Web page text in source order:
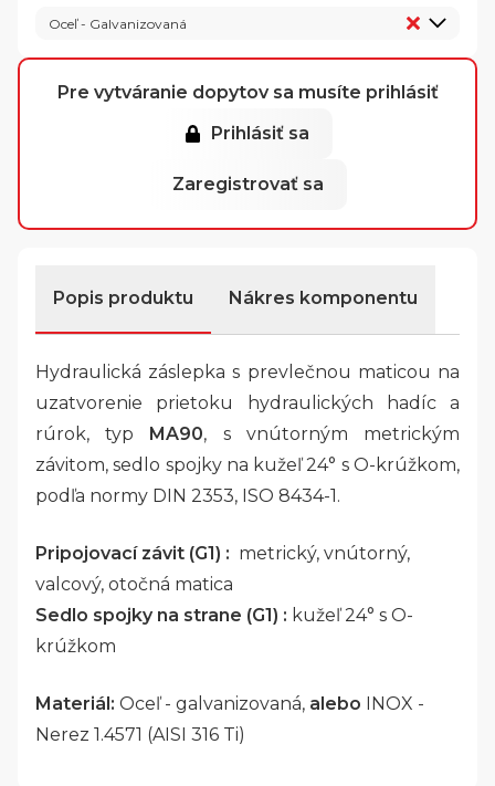
Oceľ - Galvanizovaná
Pre vytváranie dopytov sa musíte prihlásiť
Prihlásiť sa
Zaregistrovať sa
Popis produktu Nákres komponentu
Hydraulická záslepka s prevlečnou maticou na
uzatvorenie prietoku hydraulických hadíc a
rúrok, typ
MA90, s vnútorným metrickým
závitom, sedlo spojky na kužeľ 24° s O-krúžkom,
podľa normy DIN 2353, ISO 8434-1.
Pripojovací závit (G1) : metrický, vnútorný,
valcový, otočná matica
Sedlo spojky na strane (G1) : kužeľ 24° s O-
krúžkom
Materiál: Oceľ - galvanizovaná, alebo INOX -
Nerez 1.4571 (AISI 316 Ti)